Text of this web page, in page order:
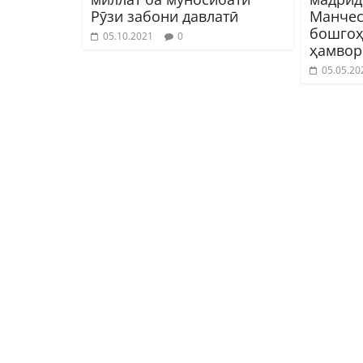
Рӯзи забони давлатӣ
05.10.2021 0